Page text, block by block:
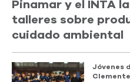
Pinamar y el INTA
talleres sobre
cuidado ambiental
Jóvenes